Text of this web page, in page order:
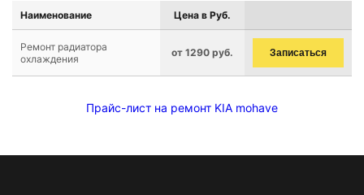
Наименование Цена в Руб.
Ремонт радиатора
охлаждения
от 1290 руб. Записаться
Прайс-лист на ремонт KIA mohave